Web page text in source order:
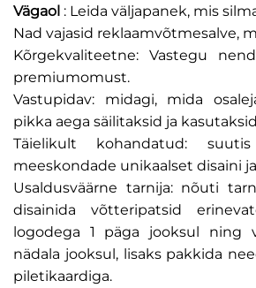
Vägaol : Leida väljapanek, mis
Nad vajasid reklaamvõtmesalve,
Kõrgekvaliteetne: Vastegu
premiumomust.
Vastupidav: midagi, mida
pikka aega säilitaksid ja
Täielikult kohandatud:
meeskondade unikaalset disaini
Usaldusväärne tarnija: nõuti
disainida võtteripatsid
logodega 1 päga jooksul ning
nädala jooksul, lisaks pakkida
piletikaardiga.